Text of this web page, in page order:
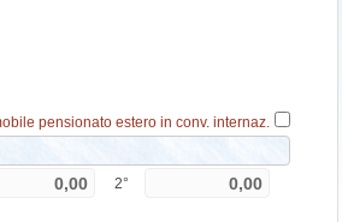
pensionato estero in conv. internaz.
2°